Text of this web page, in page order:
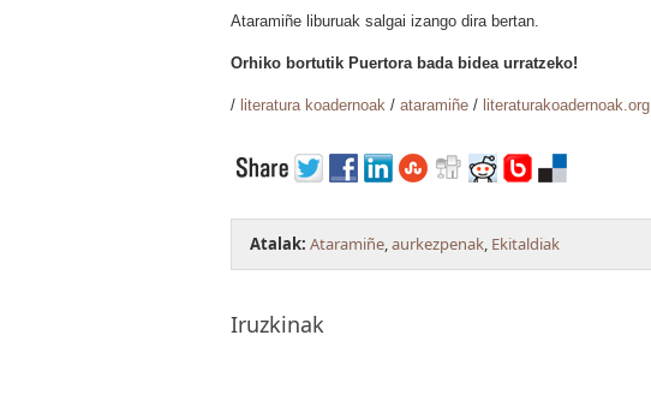
Ataramiñe liburuak salgai izango dira bertan.
Orhiko bortutik Puertora bada bidea urratzeko!
/ literatura koadernoak / ataramiñe / literaturakoadernoak.org
Atalak: Ataramiñe,aurkezpenak, Ekitaldiak
Iruzkinak